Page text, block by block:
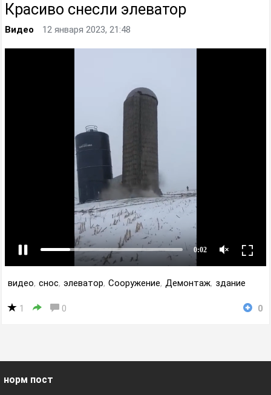
Красиво снесли элеватор
Видео 12 января 2023, 21:48
видео, снос, элеватор, Сооружение, Демонтаж, здание
1 0 0
норм пост